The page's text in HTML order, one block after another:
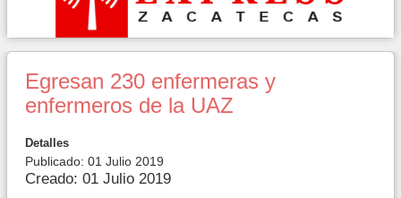
Egresan 230 enfermeras y
enfermeros de la UAZ
Detalles
Publicado: 01 Julio 2019
Creado: 01 Julio 2019